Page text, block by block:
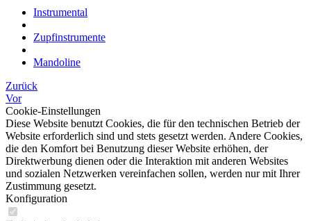
Instrumental
Zupfinstrumente
Mandoline
Zurück
Vor
Cookie-Einstellungen
Diese Website benutzt Cookies, die für den technischen Betrieb der
Website erforderlich sind und stets gesetzt werden. Andere Cookies,
die den Komfort bei Benutzung dieser Website erhöhen, der
Direktwerbung dienen oder die Interaktion mit anderen Websites
und sozialen Netzwerken vereinfachen sollen, werden nur mit Ihrer
Zustimmung gesetzt.
Konfiguration